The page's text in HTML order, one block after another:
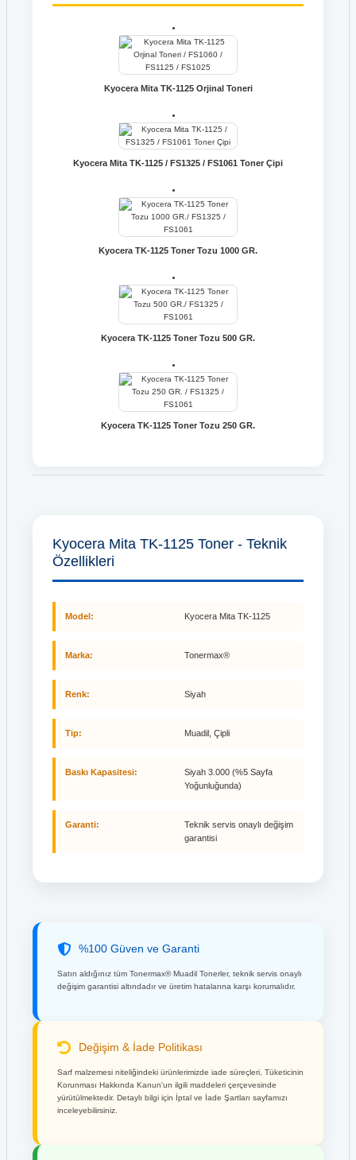
Kyocera Mita TK-1125 Orjinal Toneri
Kyocera Mita TK-1125 / FS1325 / FS1061 Toner Çipi
Kyocera TK-1125 Toner Tozu 1000 GR.
Kyocera TK-1125 Toner Tozu 500 GR.
Kyocera TK-1125 Toner Tozu 250 GR.
Kyocera Mita TK-1125 Toner - Teknik
Özellikleri
Model: Kyocera Mita TK-1125
Marka: Tonermax®
Renk: Siyah
Tip: Muadil, Çipli
Baskı Kapasitesi:
Siyah 3.000 (%5 Sayfa
Yoğunluğunda)
Garanti:
Teknik servis onaylı değişim
garantisi
%100 Güven ve Garanti
Satın aldığınız tüm Tonermax® Muadil Tonerler, teknik servis onaylı
değişim garantisi altındadır ve üretim hatalarına karşı korumalıdır.
Değişim & İade Politikası
Sarf malzemesi niteliğindeki ürünlerimizde iade süreçleri, Tüketicinin
Korunması Hakkında Kanun'un ilgili maddeleri çerçevesinde
yürütülmektedir. Detaylı bilgi için İptal ve İade Şartları sayfamızı
inceleyebilirsiniz.